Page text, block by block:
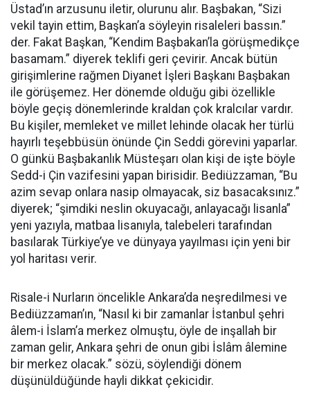
Üstad’ın arzusunu iletir, olurunu alır. Başbakan, “Sizi
vekil tayin ettim, Başkan’a söyleyin risaleleri bassın.”
der. Fakat Başkan, “Kendim Başbakan’la görüşmedikçe
basamam.” diyerek teklifi geri çevirir. Ancak bütün
girişimlerine rağmen Diyanet İşleri Başkanı Başbakan
ile görüşemez. Her dönemde olduğu gibi özellikle
böyle geçiş dönemlerinde kraldan çok kralcılar vardır.
Bu kişiler, memleket ve millet lehinde olacak her türlü
hayırlı teşebbüsün önünde Çin Seddi görevini yaparlar.
O günkü Başbakanlık Müsteşarı olan kişi de işte böyle
Sedd-i Çin vazifesini yapan birisidir. Bediüzzaman, “Bu
azim sevap onlara nasip olmayacak, siz basacaksınız.”
diyerek; “şimdiki neslin okuyacağı, anlayacağı lisanla”
yeni yazıyla, matbaa lisanıyla, talebeleri tarafından
basılarak Türkiye’ye ve dünyaya yayılması için yeni bir
yol haritası verir.
Risale-i Nurların öncelikle Ankara’da neşredilmesi ve
Bediüzzaman’ın, “Nasıl ki bir zamanlar İstanbul şehri
âlem-i İslam’a merkez olmuştu, öyle de inşallah bir
zaman gelir, Ankara şehri de onun gibi İslâm âlemine
bir merkez olacak.” sözü, söylendiği dönem
düşünüldüğünde hayli dikkat çekicidir.